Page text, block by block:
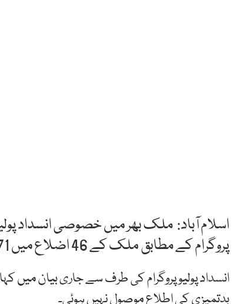
اسلام آباد: ملک بھر میں خصوصی انسداد
پروگرام کے مطابق ملک کے 46 اضلاع میں 71 لاکھ بچوں کو کامیابی سے قطرے پلائے گئے۔
انسداد پولیو پروگرام کی طرف سے جاری بیان
بدتمیزی کی اطلاع موصول نہیں ہوئی۔